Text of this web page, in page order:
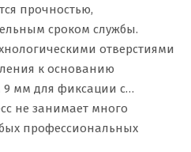
прочностью,
сроком службы.
отверстиями
к основанию
мм для фиксации с
не занимает много
профессиональных